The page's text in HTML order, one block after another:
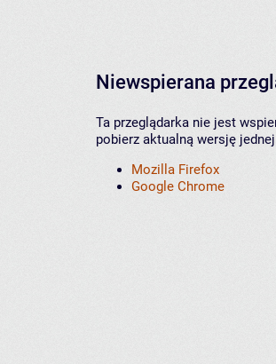
Niewspierana
Ta przeglądarka nie jest
pobierz aktualną wersję
Mozilla Firefox
Google Chrome